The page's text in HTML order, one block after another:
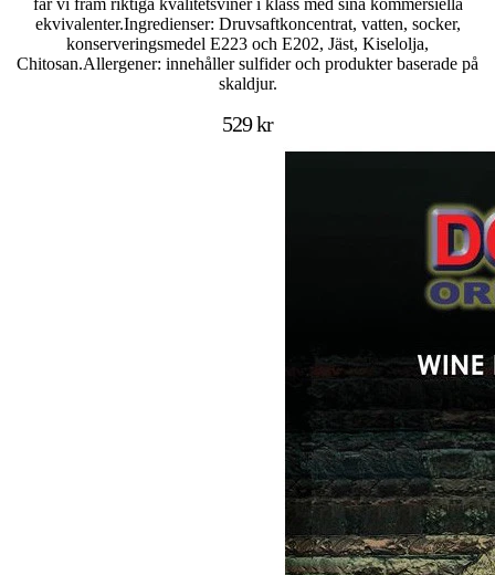
får vi fram riktiga kvalitetsviner i klass med sina kommersiella
ekvivalenter.Ingredienser: Druvsaftkoncentrat, vatten, socker,
konserveringsmedel E223 och E202, Jäst, Kiselolja,
Chitosan.Allergener: innehåller sulfider och produkter baserade på
skaldjur.
529 kr